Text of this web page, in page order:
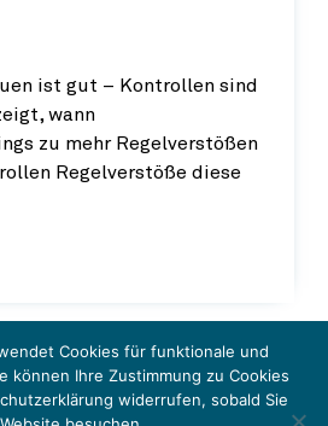
ist gut – Kontrollen sind
wann
zu mehr Regelverstößen
Regelverstöße diese
2026
Cookies für funktionale und
können Ihre Zustimmung zu Cookies
widerrufen, sobald Sie